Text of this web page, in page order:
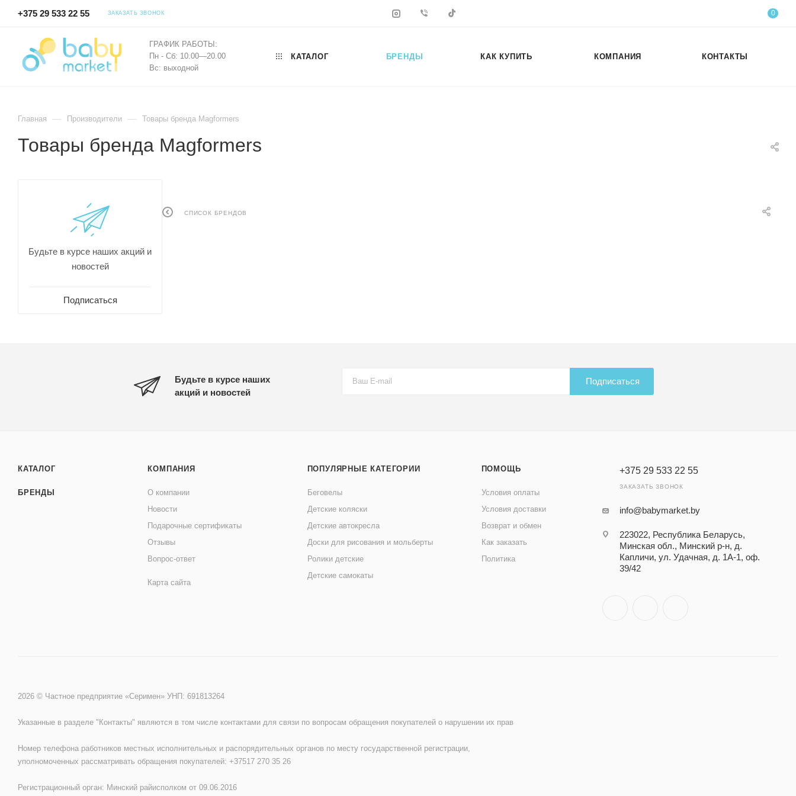
+375 29 533 22 55 ЗАКАЗАТЬ ЗВОНОК 0
ГРАФИК РАБОТЫ:
Пн - Сб: 10.00—20.00
Вс: выходной
КАТАЛОГ БРЕНДЫ КАК КУПИТЬ КОМПАНИЯ КОНТАКТЫ
Главная — Производители — Товары бренда Magformers
Товары бренда Magformers
СПИСОК БРЕНДОВ
Будьте в курсе наших акций и
новостей
Подписаться
Будьте в курсе наших
акций и новостей
Подписаться
КАТАЛОГ
БРЕНДЫ
КОМПАНИЯ
О компании
Новости
Подарочные сертификаты
Отзывы
Вопрос-ответ
Карта сайта
ПОПУЛЯРНЫЕ КАТЕГОРИИ
Беговелы
Детские коляски
Детские автокресла
Доски для рисования и мольберты
Ролики детские
Детские самокаты
ПОМОЩЬ
Условия оплаты
Условия доставки
Возврат и обмен
Как заказать
Политика
+375 29 533 22 55
ЗАКАЗАТЬ ЗВОНОК
info@babymarket.by
223022, Республика Беларусь,
Минская обл., Минский р-н, д.
Капличи, ул. Удачная, д. 1А-1, оф.
39/42
2026 © Частное предприятие «Серимен» УНП: 691813264
Указанные в разделе "Контакты" являются в том числе контактами для связи по вопросам обращения покупателей о нарушении их прав
Номер телефона работников местных исполнительных и распорядительных органов по месту государственной регистрации,
уполномоченных рассматривать обращения покупателей: +37517 270 35 26
Регистрационный орган: Минский райисполком от 09.06.2016